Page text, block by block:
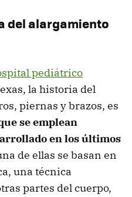
del alargamiento
pediátrico
la historia del
piernas y brazos, es
se emplean
en los últimos
de ellas se basan en
una técnica
partes del cuerpo,